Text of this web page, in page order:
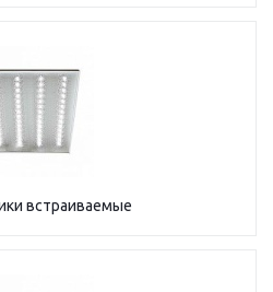
встраиваемые